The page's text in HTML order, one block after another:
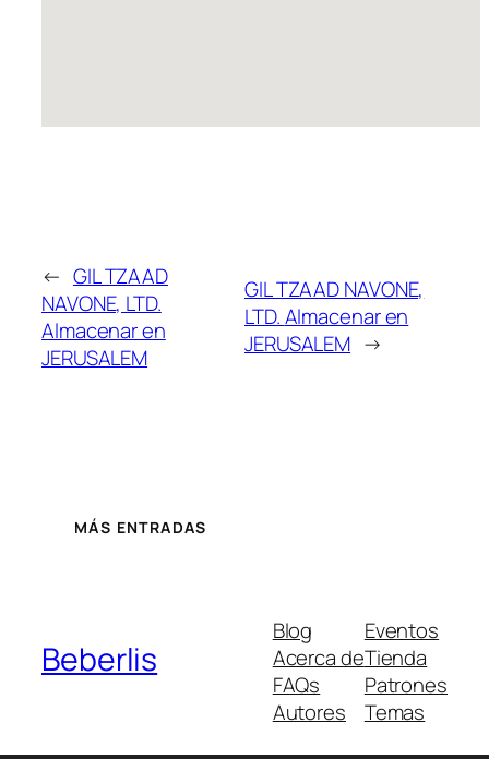
← GIL TZAAD
NAVONE, LTD.
Almacenar en
JERUSALEM
GIL TZAAD NAVONE,
LTD.Almacenar en
JERUSALEM →
MÁS ENTRADAS
Beberlis
Blog
Acerca de
FAQs
Autores
Eventos
Tienda
Patrones
Temas